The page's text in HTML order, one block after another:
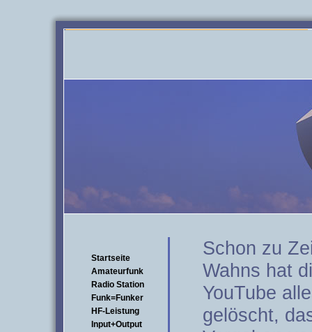
Startseite
Amateurfunk
Radio Station
Funk=Funker
HF-Leistung
Input+Output
Schon zu
Wahns hat
YouTube
gelöscht,